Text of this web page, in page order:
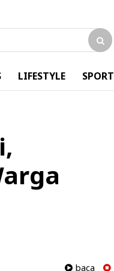
LIFESTYLE SPORT
baca